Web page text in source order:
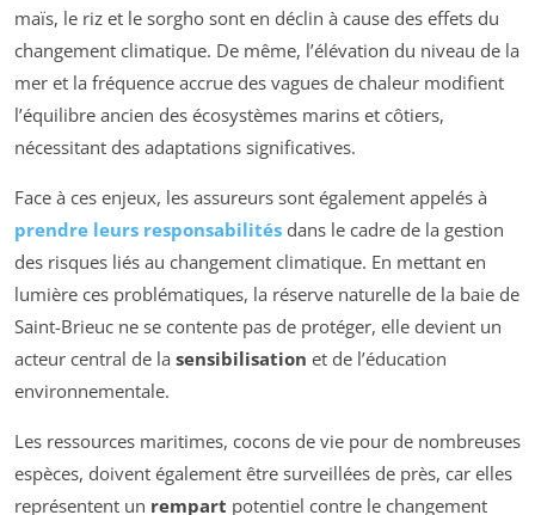
maïs, le riz et le sorgho sont en déclin à cause des effets du
changement climatique. De même, l’élévation du niveau de la
mer et la fréquence accrue des vagues de chaleur modifient
l’équilibre ancien des écosystèmes marins et côtiers,
nécessitant des adaptations significatives.
Face à ces enjeux, les assureurs sont également appelés à
prendre leurs responsabilités dans le cadre de la gestion
des risques liés au changement climatique. En mettant en
lumière ces problématiques, la réserve naturelle de la baie de
Saint-Brieuc ne se contente pas de protéger, elle devient un
acteur central de la sensibilisation et de l’éducation
environnementale.
Les ressources maritimes, cocons de vie pour de nombreuses
espèces, doivent également être surveillées de près, car elles
représentent un rempart potentiel contre le changement